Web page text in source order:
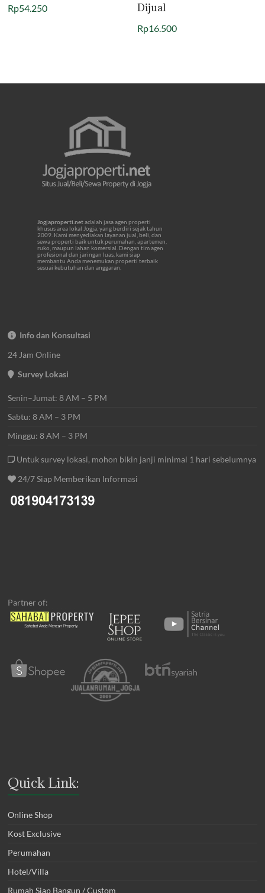
Rp54.250
Dijual
Rp16.500
Jogjaproperti.netadalah jasa agen properti
khusus area lokal Jogja, yang berdiri sejak tahun
2009. Kami menyediakan layanan jual, beli, dan
sewa properti baik untuk perumahan, apartemen,
ruko, maupun lahan komersial. Dengan tim agen
profesional dan jaringan luas, kami siap
membantu Anda menemukan properti terbaik
sesuai kebutuhan dan anggaran.
Info dan Konsultasi
24 Jam Online
Survey Lokasi
Senin–Jumat: 8 AM – 5 PM
Sabtu: 8 AM – 3 PM
Minggu: 8 AM – 3 PM
Untuk survey lokasi, mohon bikin janji minimal 1 hari sebelumnya
24/7 Siap Memberikan Informasi
Partner of:
Quick Link:
Online Shop
Kost Exclusive
Perumahan
Hotel/Villa
Rumah Siap Bangun / Custom